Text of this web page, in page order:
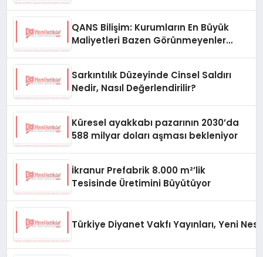
QANS Bilişim: Kurumların En Büyük
Maliyetleri Bazen Görünmeyenler
Sarkıntılık Düzeyinde Cinsel Saldırı
Nedir, Nasıl Değerlendirilir?
Küresel ayakkabı pazarının 2030’da
588 milyar doları aşması bekleniyor
İkranur Prefabrik 8.000 m²’lik
Tesisinde Üretimini Büyütüyor
Türkiye Diyanet Vakfı Yayınları, Yeni